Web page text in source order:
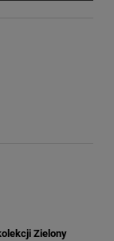
Zielony